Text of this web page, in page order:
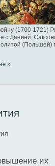
(1700-1721)
с Данией,
(Польшей)
»
их